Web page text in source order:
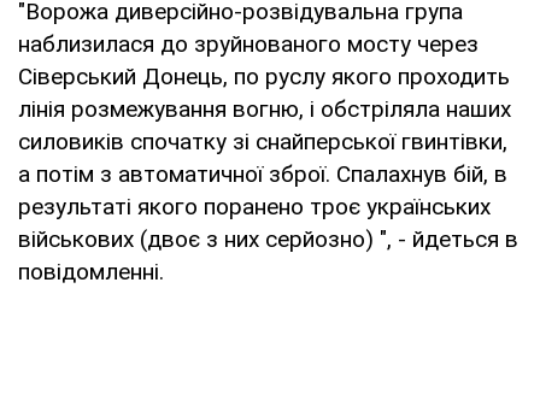
"Ворожа диверсійно-розвідувальна група
наблизилася до зруйнованого мосту через
Сіверський Донець, по руслу якого проходить
лінія розмежування вогню, і обстріляла наших
силовиків спочатку зі снайперської гвинтівки,
а потім з автоматичної зброї. Спалахнув бій, в
результаті якого поранено троє українських
військових (двоє з них серйозно) ", - йдеться в
повідомленні.